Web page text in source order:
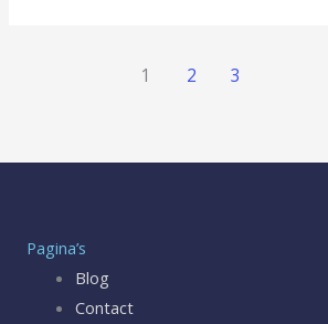
1 2 3
Pagina’s
Blog
Contact